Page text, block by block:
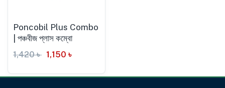
Poncobil Plus Combo
| পঞ্চবীজ প্লাস কম্বো
1,420৳ 1,150 ৳